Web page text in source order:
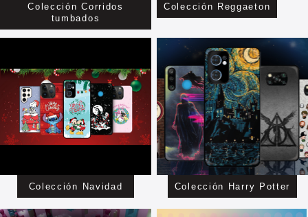
Colección Corridos
tumbados
Colección Reggaeton
Colección Navidad Colección Harry Potter